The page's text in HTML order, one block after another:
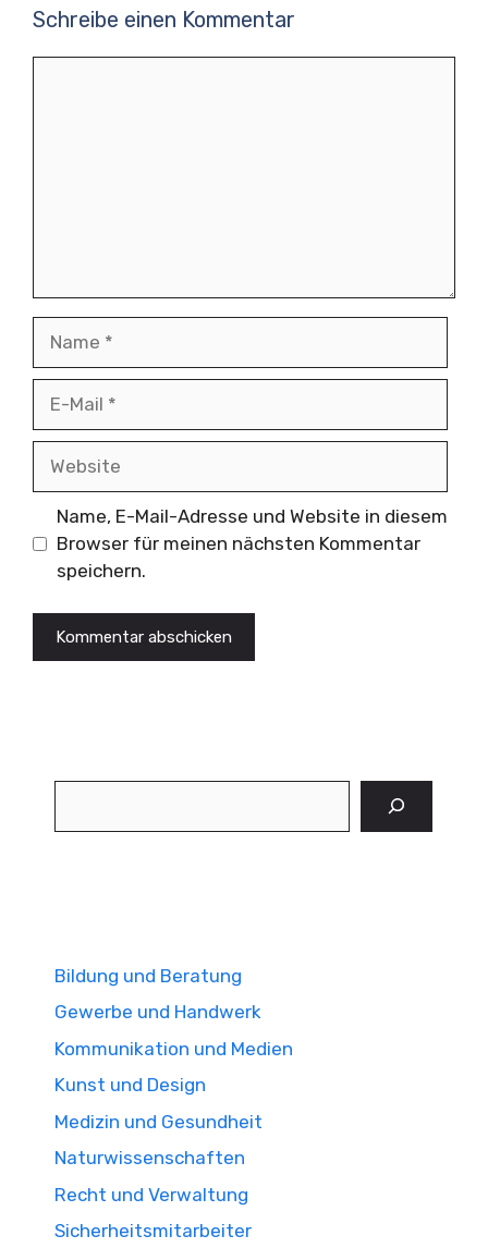
Schreibe einen Kommentar
Name, E-Mail-Adresse und Website in diesem
Browser für meinen nächsten Kommentar
speichern.
Bildung und Beratung
Gewerbe und Handwerk
Kommunikation und Medien
Kunst und Design
Medizin und Gesundheit
Naturwissenschaften
Recht und Verwaltung
Sicherheitsmitarbeiter